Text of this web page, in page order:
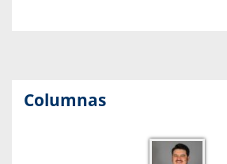
Columnas